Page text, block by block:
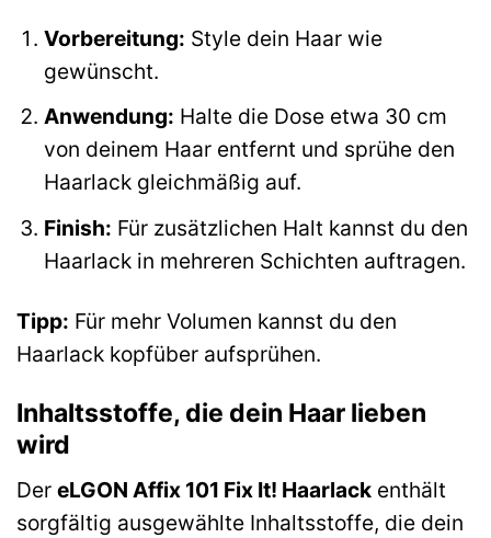
Vorbereitung: Style dein Haar wie
gewünscht.
Anwendung: Halte die Dose etwa 30 cm
von deinem Haar entfernt und sprühe den
Haarlack gleichmäßig auf.
Finish: Für zusätzlichen Halt kannst du den
Haarlack in mehreren Schichten auftragen.
Tipp: Für mehr Volumen kannst du den
Haarlack kopfüber aufsprühen.
Inhaltsstoffe, die dein Haar lieben
wird
Der eLGON Affix 101 Fix It! Haarlack enthält
sorgfältig ausgewählte Inhaltsstoffe, die dein